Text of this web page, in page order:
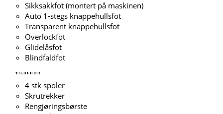
Sikksakkfot (montert på maskinen)
Auto 1-stegs knappehullsfot
Transparent knappehullsfot
Overlockfot
Glidelåsfot
Blindfaldfot
TILBEHØR
4 stk spoler
Skrutrekker
Rengjøringsbørste